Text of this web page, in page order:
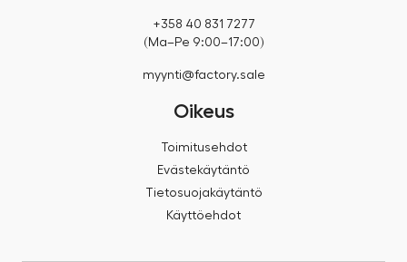
+358 40 831 7277
(Ma–Pe 9:00–17:00)
myynti@factory.sale
Oikeus
Toimitusehdot
Evästekäytäntö
Tietosuojakäytäntö
Käyttöehdot